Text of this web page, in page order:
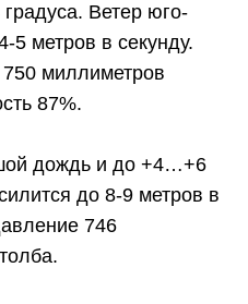
Ветер юго-
5 метров в секунду.
миллиметров
87%.
дождь и до +4…+6
до 8-9 метров в
746